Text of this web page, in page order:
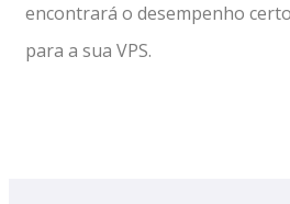
encontrará o desempenho
para a sua VPS.